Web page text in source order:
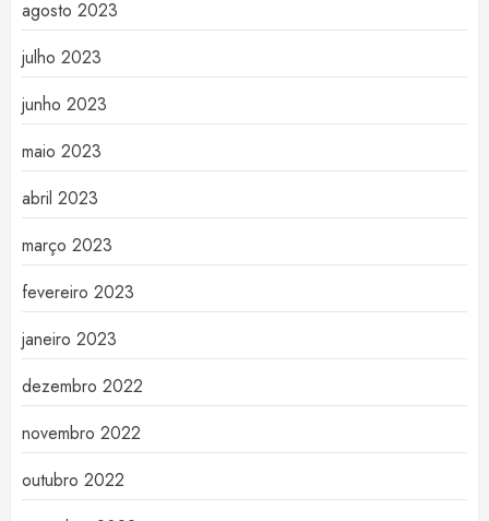
agosto 2023
julho 2023
junho 2023
maio 2023
abril 2023
março 2023
fevereiro 2023
janeiro 2023
dezembro 2022
novembro 2022
outubro 2022